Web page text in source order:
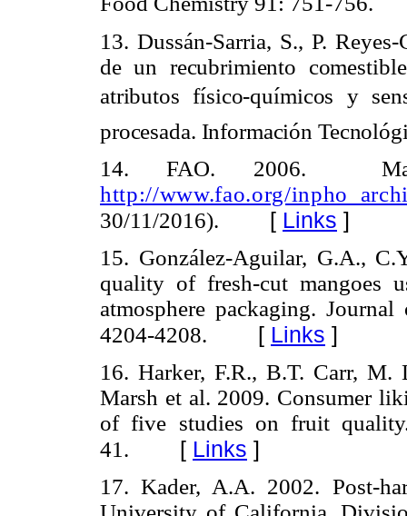
13. Dussán-Sarria, S., P.
de un recubrimiento
atributos físico-químicos y
procesada. Información
14. FAO. 2006.
http://www.fao.org/
30/11/2016). [ Links ]
15. González-Aguilar, G.A.,
quality of fresh-cut mangoes
atmosphere packaging.
4204-4208. [ Links ]
16. Harker, F.R., B.T. Carr, M.
Marsh et al. 2009. Consumer
of five studies on fruit
41. [ Links ]
17. Kader, A.A. 2002. Post-